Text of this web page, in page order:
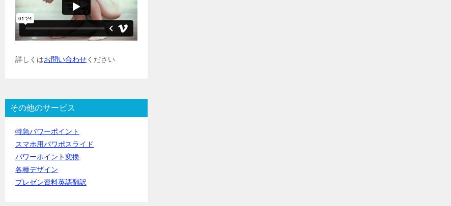
詳しくはお問い合わせください
その他のサービス
特急パワーポイント
スマホ用パワポスライド
パワーポイント変換
各種デザイン
プレゼン資料英語翻訳